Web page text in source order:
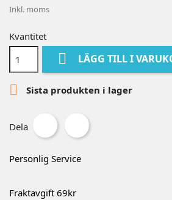
Inkl. moms
Kvantitet
 LÄGG TILL I
 Sista produkten i lager
Dela
Personlig Service
Fraktavgift 69kr